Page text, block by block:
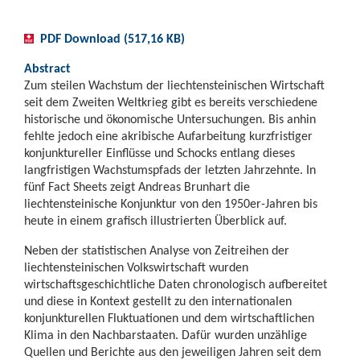
PDF Download (517,16 KB)
Abstract
Zum steilen Wachstum der liechtensteinischen Wirtschaft
seit dem Zweiten Weltkrieg gibt es bereits verschiedene
historische und ökonomische Untersuchungen. Bis anhin
fehlte jedoch eine akribische Aufarbeitung kurzfristiger
konjunktureller Einflüsse und Schocks entlang dieses
langfristigen Wachstumspfads der letzten Jahrzehnte. In
fünf Fact Sheets zeigt Andreas Brunhart die
liechtensteinische Konjunktur von den 1950er-Jahren bis
heute in einem grafisch illustrierten Überblick auf.
Neben der statistischen Analyse von Zeitreihen der
liechtensteinischen Volkswirtschaft wurden
wirtschaftsgeschichtliche Daten chronologisch aufbereitet
und diese in Kontext gestellt zu den internationalen
konjunkturellen Fluktuationen und dem wirtschaftlichen
Klima in den Nachbarstaaten. Dafür wurden unzählige
Quellen und Berichte aus den jeweiligen Jahren seit dem